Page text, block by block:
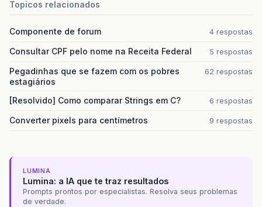
Topicos relacionados
Componente de forum 4 respostas
Consultar CPF pelo nome na Receita Federal 5 respostas
Pegadinhas que se fazem com os pobres
estagiários
62 respostas
[Resolvido] Como comparar Strings em C? 6 respostas
Converter pixels para centímetros 9 respostas
LUMINA
Lumina: a IA que te traz resultados
Prompts prontos por especialistas. Resolva seus problemas
de verdade.